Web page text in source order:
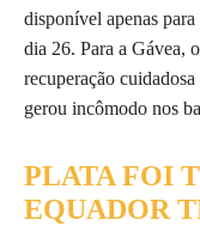
disponível apenas
dia 26. Para a Gávea,
recuperação
gerou incômodo nos
PLATA FOI
EQUADOR